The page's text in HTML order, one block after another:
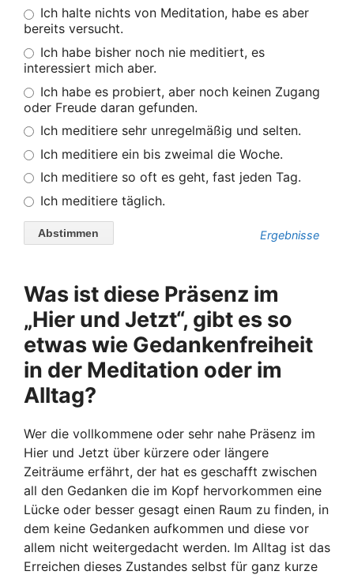
Ich halte nichts von Meditation, habe es aber
bereits versucht.
Ich habe bisher noch nie meditiert, es
interessiert mich aber.
Ich habe es probiert, aber noch keinen Zugang
oder Freude daran gefunden.
Ich meditiere sehr unregelmäßig und selten.
Ich meditiere ein bis zweimal die Woche.
Ich meditiere so oft es geht, fast jeden Tag.
Ich meditiere täglich.
Ergebnisse
Was ist diese Präsenz im
„Hier und Jetzt“, gibt es so
etwas wie Gedankenfreiheit
in der Meditation oder im
Alltag?
Wer die vollkommene oder sehr nahe Präsenz im
Hier und Jetzt über kürzere oder längere
Zeiträume erfährt, der hat es geschafft zwischen
all den Gedanken die im Kopf hervorkommen eine
Lücke oder besser gesagt einen Raum zu finden, in
dem keine Gedanken aufkommen und diese vor
allem nicht weitergedacht werden. Im Alltag ist das
Erreichen dieses Zustandes selbst für ganz kurze